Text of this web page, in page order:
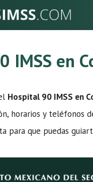
IMSS en
Hospital 90 IMSS en
horarios y teléfonos
para que puedas